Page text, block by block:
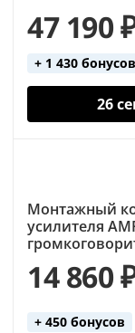
47 190
+ 1 430 бонусов
26
Монтажный
усилителя
14 860
+ 450 бонусов